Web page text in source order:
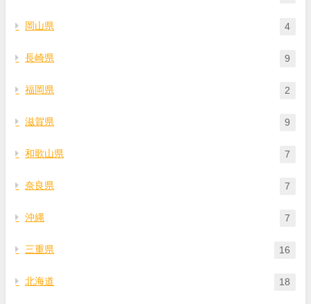
岡山県 4
長崎県 9
福岡県 2
滋賀県 9
和歌山県 7
奈良県 7
沖縄 7
三重県 16
北海道 18